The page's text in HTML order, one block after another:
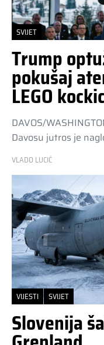
SVIJET
Trump
pokušaj
LEGO
DAVOS/
Davosu jutros je
VLADO LUCIĆ
VIJESTI SVIJET
Slovenija